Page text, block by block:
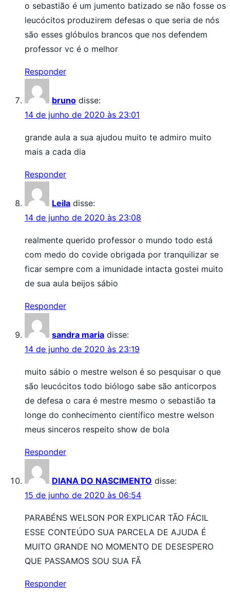
o sebastião é um jumento batizado se não fosse os
leucócitos produzirem defesas o que seria de nós
são esses glóbulos brancos que nos defendem
professor vc é o melhor
Responder
bruno disse:
14 de junho de 2020 às 23:01
grande aula a sua ajudou muito te admiro muito
mais a cada dia
Responder
Leila disse:
14 de junho de 2020 às 23:08
realmente querido professor o mundo todo está
com medo do covide obrigada por tranquilizar se
ficar sempre com a imunidade intacta gostei muito
de sua aula beijos sábio
Responder
sandra maria disse:
14 de junho de 2020 às 23:19
muito sábio o mestre welson é so pesquisar o que
são leucócitos todo biólogo sabe são anticorpos
de defesa o cara é mestre mesmo o sebastião ta
longe do conhecimento científico mestre welson
meus sinceros respeito show de bola
Responder
DIANA DO NASCIMENTO disse:
15 de junho de 2020 às 06:54
PARABÉNS WELSON POR EXPLICAR TÃO FÁCIL
ESSE CONTEÚDO SUA PARCELA DE AJUDA É
MUITO GRANDE NO MOMENTO DE DESESPERO
QUE PASSAMOS SOU SUA FÃ
Responder